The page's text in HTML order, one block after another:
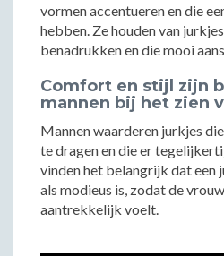
vormen accentueren en die
hebben. Ze houden van
benadrukken en die mooi
Comfort en stijl zijn
mannen bij het zien
Mannen waarderen jurkjes
te dragen en die er
vinden het belangrijk dat een
als modieus is, zodat de
aantrekkelijk voelt.